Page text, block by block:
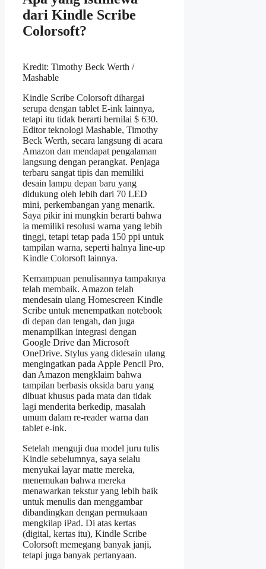
dari Kindle Scribe
Colorsoft?
Kredit: Timothy Beck Werth /
Mashable
Kindle Scribe Colorsoft dihargai
serupa dengan tablet E-ink lainnya,
tetapi itu tidak berarti bernilai $ 630.
Editor teknologi Mashable, Timothy
Beck Werth, secara langsung di acara
Amazon dan mendapat pengalaman
langsung dengan perangkat. Penjaga
terbaru sangat tipis dan memiliki
desain lampu depan baru yang
didukung oleh lebih dari 70 LED
mini, perkembangan yang menarik.
Saya pikir ini mungkin berarti bahwa
ia memiliki resolusi warna yang lebih
tinggi, tetapi tetap pada 150 ppi untuk
tampilan warna, seperti halnya line-up
Kindle Colorsoft lainnya.
Kemampuan penulisannya tampaknya
telah membaik. Amazon telah
mendesain ulang Homescreen Kindle
Scribe untuk menempatkan notebook
di depan dan tengah, dan juga
menampilkan integrasi dengan
Google Drive dan Microsoft
OneDrive. Stylus yang didesain ulang
mengingatkan pada Apple Pencil Pro,
dan Amazon mengklaim bahwa
tampilan berbasis oksida baru yang
dibuat khusus pada mata dan tidak
lagi menderita berkedip, masalah
umum dalam re-reader warna dan
tablet e-ink.
Setelah menguji dua model juru tulis
Kindle sebelumnya, saya selalu
menyukai layar matte mereka,
menemukan bahwa mereka
menawarkan tekstur yang lebih baik
untuk menulis dan menggambar
dibandingkan dengan permukaan
mengkilap iPad. Di atas kertas
(digital, kertas itu), Kindle Scribe
Colorsoft memegang banyak janji,
tetapi juga banyak pertanyaan.